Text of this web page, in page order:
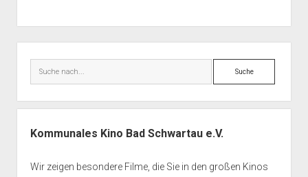
Suche
Kommunales Kino Bad Schwartau e.V.
Wir zeigen besondere Filme, die Sie in den großen Kinos